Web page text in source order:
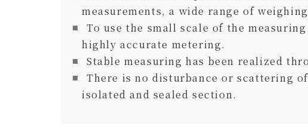
measurements, a wide range of
To use the small scale of the
highly accurate metering.
Stable measuring has been realized
There is no disturbance or scattering
isolated and sealed section.